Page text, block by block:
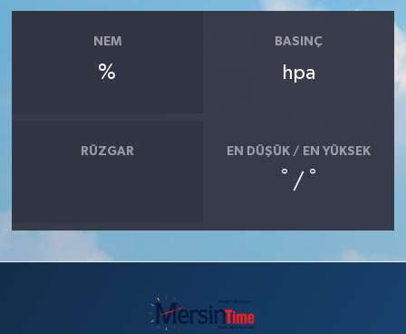
NEM
%
BASINÇ
hpa
RÜZGAR EN DÜŞÜK / EN YÜKSEK
° / °